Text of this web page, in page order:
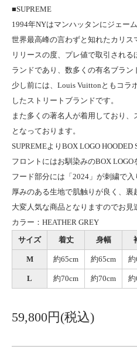
■SUPREME
1994年NYはマンハッタンにジェー
世界最高峰の言わずと知れたカリス
リリースの度、プレ値で取引され
ランドであり、数多くの有名ブラン
少し前には、Louis Vuittonともコラ
したストリートブランドです。
また多くの著名人が着用しており
となっております。
SUPREMEよりBOX LOGO HOODED
フロントにはお馴染みのBOX LOGO
フード部分には「2024」が刺繍で入
厚みのある生地で肌触りが良く、裏
大変人気な商品となりますのでお見
カラー：HEATHER GREY
サイズ
着丈 身幅
M 約65cm 約65cm 約
L 約70cm 約70cm 約
59,800円(税込)